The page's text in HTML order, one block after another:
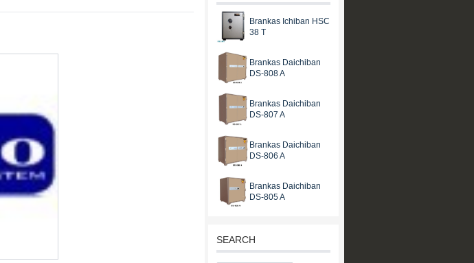
Brankas Ichiban HSC
38 T
Brankas Daichiban
DS-808 A
Brankas Daichiban
DS-807 A
Brankas Daichiban
DS-806 A
Brankas Daichiban
DS-805 A
SEARCH